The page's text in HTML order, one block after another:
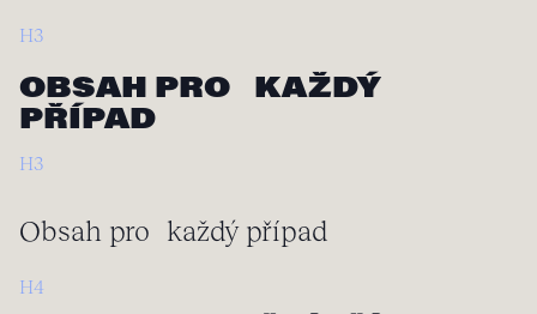
H3
OBSAH PRO KAŽDÝ
PŘÍPAD
H3
Obsah pro každý případ
H4